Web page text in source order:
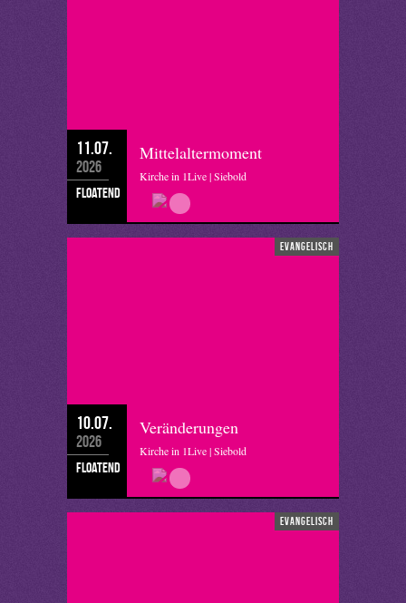
11.07.
2026
floatend
Mittelaltermoment
Kirche in 1Live | Siebold
evangelisch
10.07.
2026
floatend
Veränderungen
Kirche in 1Live | Siebold
evangelisch